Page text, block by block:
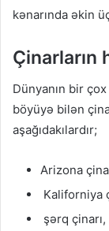
kənarında əkin
Çinarların
Dünyanın bir
böyüyə bilən
aşağıdakılardır;
Arizona
Kaliforniya
şərq çinarı,